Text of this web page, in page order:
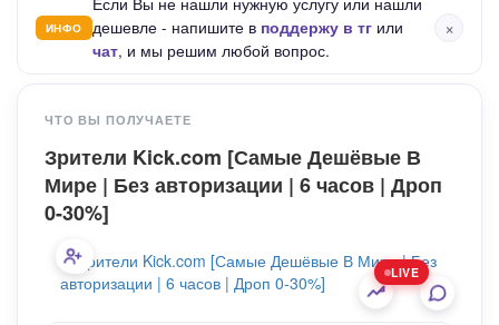
ИНФО
дешевле - напишите в поддержу в тгили
чат, и мы решим любой вопрос.
×
ЧТО ВЫ ПОЛУЧАЕТЕ
Зрители Kick.com [Самые Дешёвые В
Мире | Без авторизации | 6 часов | Дроп
0-30%]
LIVE